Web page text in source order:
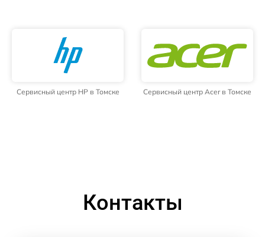
Сервисный центр HP в Томске Сервисный центр Acer в Томске
Контакты